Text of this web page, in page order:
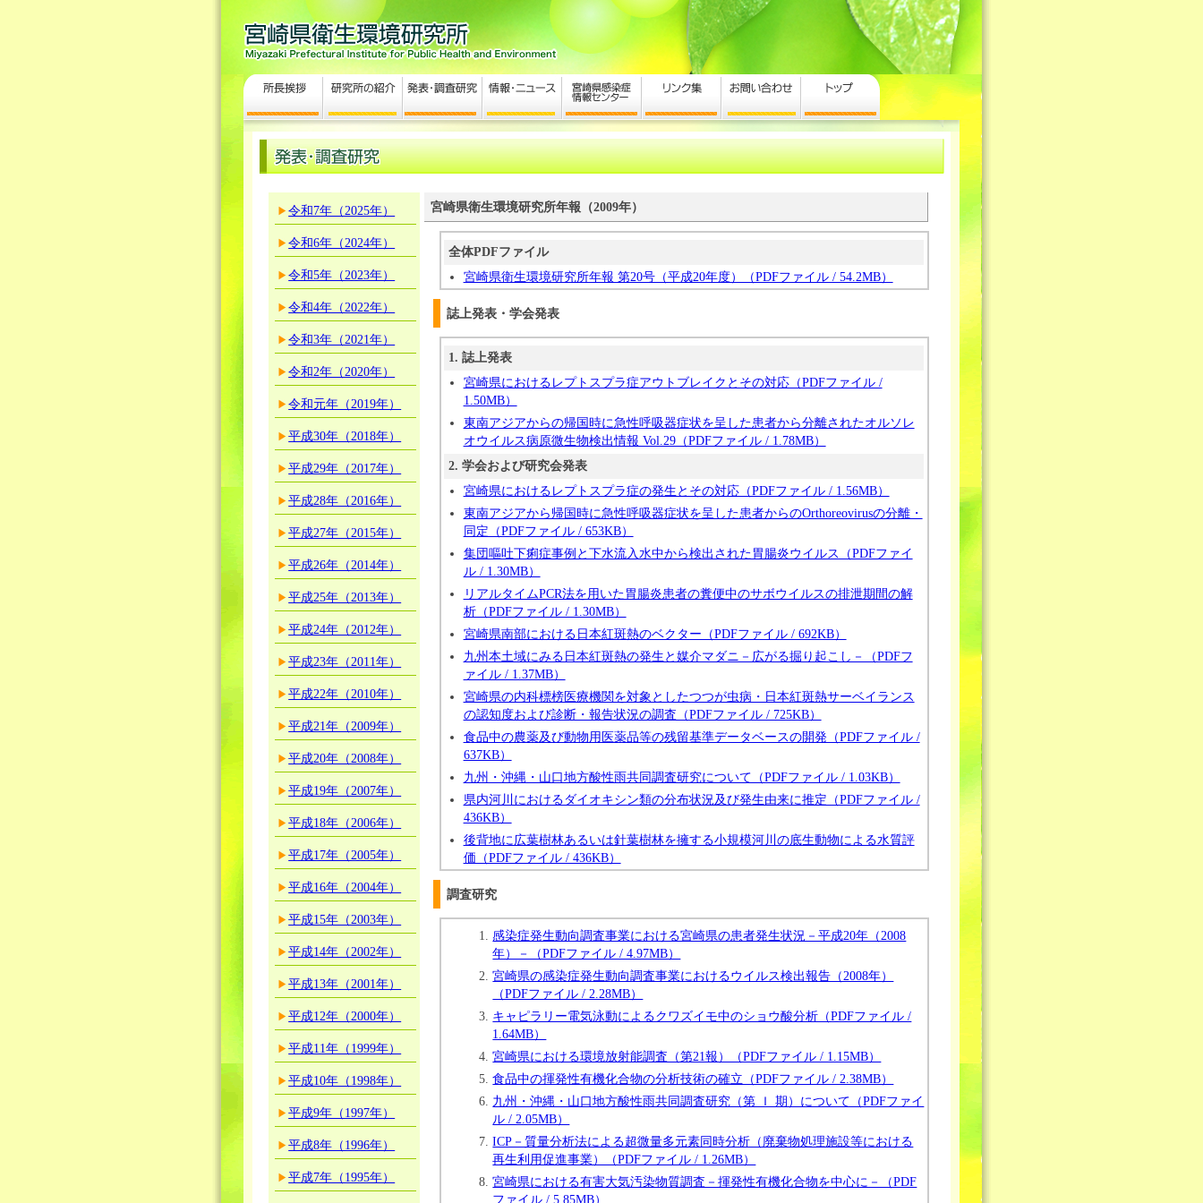
令和7年（2025年）
令和6年（2024年）
令和5年（2023年）
令和4年（2022年）
令和3年（2021年）
令和2年（2020年）
令和元年（2019年）
平成30年（2018年）
平成29年（2017年）
平成28年（2016年）
平成27年（2015年）
平成26年（2014年）
平成25年（2013年）
平成24年（2012年）
平成23年（2011年）
平成22年（2010年）
平成21年（2009年）
平成20年（2008年）
平成19年（2007年）
平成18年（2006年）
平成17年（2005年）
平成16年（2004年）
平成15年（2003年）
平成14年（2002年）
平成13年（2001年）
平成12年（2000年）
平成11年（1999年）
平成10年（1998年）
平成9年（1997年）
平成8年（1996年）
平成7年（1995年）
宮崎県衛生環境研究所年報（2009年）
全体PDFファイル
宮崎県衛生環境研究所年報 第20号（平成20年度）（PDFファイル / 54.2MB）
誌上発表・学会発表
1. 誌上発表
宮崎県におけるレプトスプラ症アウトブレイクとその対応（PDFファイル /
1.50MB）
東南アジアからの帰国時に急性呼吸器症状を呈した患者から分離されたオルソレ
オウイルス病原微生物検出情報 Vol.29（PDFファイル / 1.78MB）
2. 学会および研究会発表
宮崎県におけるレプトスプラ症の発生とその対応（PDFファイル / 1.56MB）
東南アジアから帰国時に急性呼吸器症状を呈した患者からのOrthoreovirusの分離・
同定（PDFファイル / 653KB）
集団嘔吐下痢症事例と下水流入水中から検出された胃腸炎ウイルス（PDFファイ
ル / 1.30MB）
リアルタイムPCR法を用いた胃腸炎患者の糞便中のサボウイルスの排泄期間の解
析（PDFファイル / 1.30MB）
宮崎県南部における日本紅斑熱のベクター（PDFファイル / 692KB）
九州本土域にみる日本紅斑熱の発生と媒介マダニ－広がる掘り起こし－（PDFフ
ァイル / 1.37MB）
宮崎県の内科標榜医療機関を対象としたつつが虫病・日本紅斑熱サーベイランス
の認知度および診断・報告状況の調査（PDFファイル / 725KB）
食品中の農薬及び動物用医薬品等の残留基準データベースの開発（PDFファイル /
637KB）
九州・沖縄・山口地方酸性雨共同調査研究について（PDFファイル / 1.03KB）
県内河川におけるダイオキシン類の分布状況及び発生由来に推定（PDFファイル /
436KB）
後背地に広葉樹林あるいは針葉樹林を擁する小規模河川の底生動物による水質評
価（PDFファイル / 436KB）
調査研究
感染症発生動向調査事業における宮崎県の患者発生状況－平成20年（2008
年）－（PDFファイル / 4.97MB）
宮崎県の感染症発生動向調査事業におけるウイルス検出報告（2008年）
（PDFファイル / 2.28MB）
キャピラリー電気泳動によるクワズイモ中のショウ酸分析（PDFファイル /
1.64MB）
宮崎県における環境放射能調査（第21報）（PDFファイル / 1.15MB）
食品中の揮発性有機化合物の分析技術の確立（PDFファイル / 2.38MB）
九州・沖縄・山口地方酸性雨共同調査研究（第 Ｉ 期）について（PDFファイ
ル / 2.05MB）
ICP－質量分析法による超微量多元素同時分析（廃棄物処理施設等における
再生利用促進事業）（PDFファイル / 1.26MB）
宮崎県における有害大気汚染物質調査－揮発性有機化合物を中心に－（PDF
ファイル / 5.85MB）